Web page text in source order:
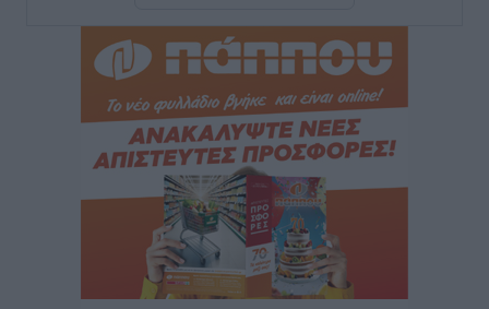
δεν υπάρχουν περιθώρια εφησυχασμού
Ειδήσεις• πριν 13 ώρες
Στον Άγιο Νικόλαο Χάλκης ανοίγει ξανά το
ανανεωμένο εκκλησιαστικό μουσείο από τη Λέσχη
πριν 13 ώρες
Ρόδος: «Βουλιάζει» από τουρίστες – Πάνω από 1 εκατ.
επιβάτες και 55 κρουαζιερόπλοια